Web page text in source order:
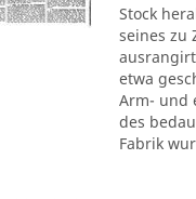
Stock
seines zu
etwa
Arm- und
des
Fabrik